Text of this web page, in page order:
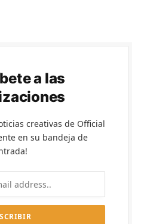
a las
creativas de Official
en su bandeja de